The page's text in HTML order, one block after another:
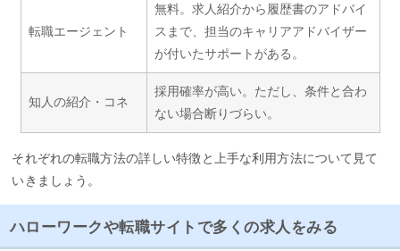
転職エージェント
無料。求人紹介から履歴書のアドバイ
スまで、担当のキャリアアドバイザー
が付いたサポートがある。
知人の紹介・コネ
採用確率が高い。ただし、条件と合わ
ない場合断りづらい。
それぞれの転職方法の詳しい特徴と上手な利用方法について見て
いきましょう。
ハローワークや転職サイトで多くの求人をみる